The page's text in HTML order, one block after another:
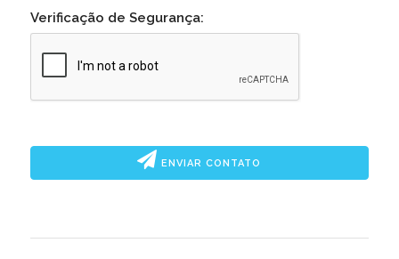
Verificação de Segurança:
ENVIAR CONTATO